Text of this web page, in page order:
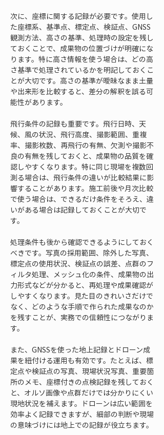
次に、座標に関する記録が必要です。使用し
た座標系、基準点、標定点、検証点、GNSS
観測方法、高さの基準、処理時の設定を残し
ておくことで、成果物の位置づけが明確にな
ります。特に高さ情報を使う場合は、どの高
さ基準で処理されているかを明記しておくこ
とが大切です。高さの基準が曖昧なまま土量
や出来形を比較すると、差分の解釈を誤る可
能性があります。
飛行条件の記録も重要です。飛行日時、天
候、風の状況、飛行高度、撮影範囲、重複
率、撮影枚数、再飛行の有無、欠測や撮影不
良の有無を残しておくと、成果物の品質を確
認しやすくなります。特に同じ現場を複数回
測る場合は、飛行条件の違いが比較結果に影
響することがあります。施工前後や月次比較
で使う場合は、できるだけ条件をそろえ、違
いがある場合は記録しておくことが大切で
す。
処理条件も後から確認できるようにしておく
べきです。写真の採用範囲、除外した写真、
標定点の使用状況、検証点の誤差、点群のフ
ィルタ処理、メッシュ化の条件、成果物の出
力形式などが分かると、再処理や成果確認が
しやすくなります。見た目のきれいさだけで
なく、どのような手順で作られた成果なのか
を残すことが、実務での信頼性につながりま
す。
また、GNSSを使った地上記録とドローン成
果を紐付ける運用も有効です。たとえば、標
定点や検証点の写真、現場状況写真、重要箇
所のメモ、座標付きの点検記録を残しておく
と、オルソ画像や点群だけでは分かりにくい
現地状況を補えます。ドローンは広い範囲を
効率よく記録できますが、細部の判断や現場
の意味づけには地上での記録が役立ちます。